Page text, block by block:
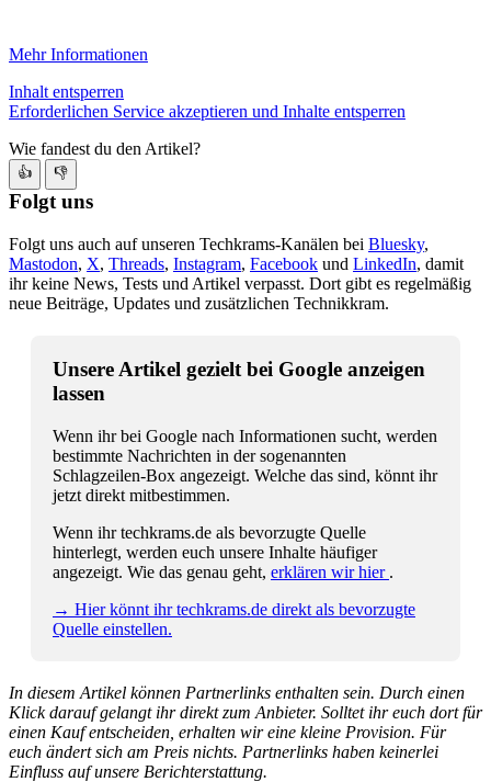
Mehr Informationen
Inhalt entsperren
Erforderlichen Service akzeptieren und Inhalte entsperren
Wie fandest du den Artikel?
👍 👎
Folgt uns
Folgt uns auch auf unseren Techkrams-Kanälen bei Bluesky,
Mastodon, X, Threads, Instagram, Facebook und LinkedIn, damit
ihr keine News, Tests und Artikel verpasst. Dort gibt es regelmäßig
neue Beiträge, Updates und zusätzlichen Technikkram.
Unsere Artikel gezielt bei Google anzeigen
lassen
Wenn ihr bei Google nach Informationen sucht, werden
bestimmte Nachrichten in der sogenannten
Schlagzeilen-Box angezeigt. Welche das sind, könnt ihr
jetzt direkt mitbestimmen.
Wenn ihr techkrams.de als bevorzugte Quelle
hinterlegt, werden euch unsere Inhalte häufiger
angezeigt. Wie das genau geht, erklären wir hier .
→ Hier könnt ihr techkrams.de direkt als bevorzugte
Quelle einstellen.
In diesem Artikel können Partnerlinks enthalten sein. Durch einen
Klick darauf gelangt ihr direkt zum Anbieter. Solltet ihr euch dort für
einen Kauf entscheiden, erhalten wir eine kleine Provision. Für
euch ändert sich am Preis nichts. Partnerlinks haben keinerlei
Einfluss auf unsere Berichterstattung.